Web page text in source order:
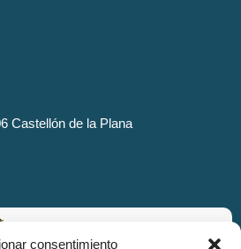
consentimiento
Castellón de la Plana